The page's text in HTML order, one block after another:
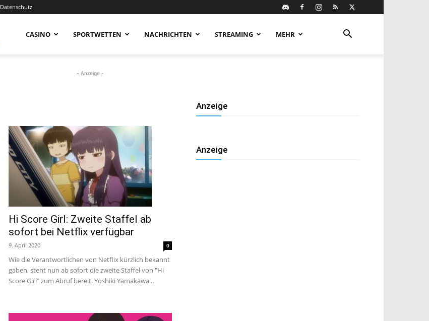
Datenschutz
AnimeNachrichten
News
Anime,
Manga
CASINO SPORTWETTEN NACHRICHTEN STREAMING MEHR
- Anzeige -
Hi Score Girl: Zweite Staffel ab
sofort bei Netflix verfügbar
9. April 2020 0
Wie die Verantwortlichen von Netflix kürzlich bekannt
gaben, steht nun ab sofort die zweite Staffel von "Hi
Score Girl" zum Abruf bereit. Yoshiki Yamakawa...
Anzeige
Anzeige